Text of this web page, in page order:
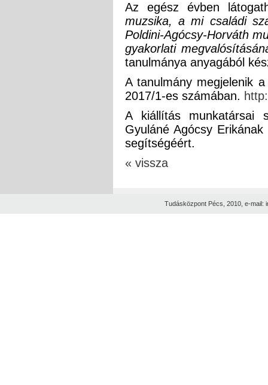
Az egész évben
muzsika, a mi családi
Poldini-Agócsy-Horváth
gyakorlati
tanulmánya anyagából
A tanulmány megjelenik
2017/1-es számában.
A kiállítás munkatársai
Gyuláné Agócsy
segítségéért.
« vissza
Tudásközpont Pécs, 2010, e-mail: